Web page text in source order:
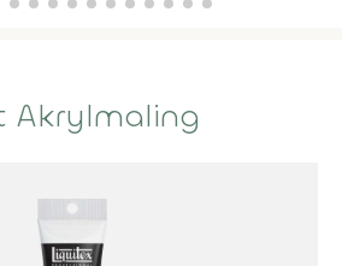
Akrylmaling